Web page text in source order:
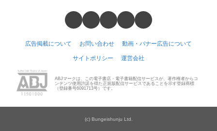
広告掲載について お問い合わせ 動画・バナー広告について
サイトポリシー 運営会社
ABJマークは、この電子書店・電子書籍配信サービスが、著作権者からコ
ンテンツ使用許諾を得た正規版配信サービスであることを示す登録商標
（登録番号6091713号）です。
(c) Bungeishunju Ltd.